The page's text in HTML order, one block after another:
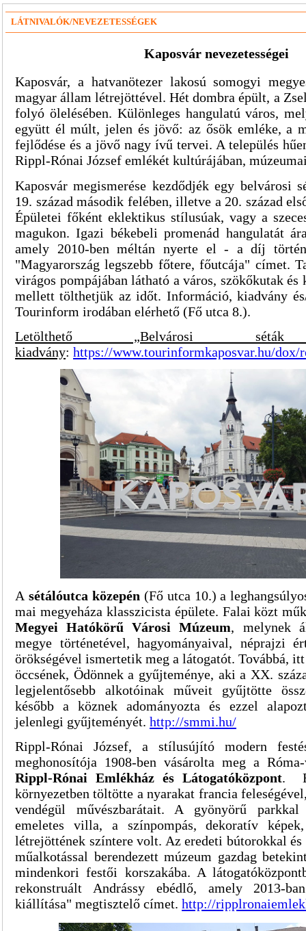
LÁTNIVALÓK/NEVEZETESSÉGEK
Kaposvár nevezetességei
Kaposvár, a hatvanötezer lakosú somogyi
magyar állam létrejöttével. Hét dombra épült, a
folyó ölelésében. Különleges hangulatú város,
együtt él múlt, jelen és jövő: az ősök emléke, a
fejlődése és a jövő nagy ívű tervei. A település
Rippl-Rónai József emlékét kultúrájában,
Kaposvár megismerése kezdődjék egy belvárosi
19. század második felében, illetve a 20. század
Épületei főként eklektikus stílusúak, vagy a
magukon. Igazi békebeli promenád hangulatát
amely 2010-ben méltán nyerte el - a díj
"Magyarország legszebb főtere, főutcája" címet.
virágos pompájában látható a város, szökőkutak
mellett tölthetjük az időt. Információ, kiadvány
Tourinform irodában elérhető (Fő utca 8.).
Letölthető „Belvárosi séták
kiadvány: https://www.tourinformkaposvar.hu/dox/
A sétálóutca közepén (Fő utca 10.) a
mai megyeháza klasszicista épülete. Falai közt
Megyei Hatókörű Városi Múzeum, melynek á
megye történetével, hagyományaival, néprajzi
örökségével ismertetik meg a látogatót. Továbbá,
öccsének, Ödönnek a gyűjteménye, aki a XX.
legjelentősebb alkotóinak műveit gyűjtötte
később a köznek adományozta és ezzel
jelenlegi gyűjteményét. http://smmi.hu/
Rippl-Rónai József, a stílusújító modern
meghonosítója 1908-ben vásárolta meg a
Rippl-Rónai Emlékház és Látogatóközpont.
környezetben töltötte a nyarakat francia
vendégül művészbarátait. A gyönyörű parkkal
emeletes villa, a színpompás, dekoratív
létrejöttének színtere volt. Az eredeti bútorokkal
műalkotással berendezett múzeum gazdag
mindenkori festői korszakába. A
rekonstruált Andrássy ebédlő, amely 2013-
kiállítása" megtisztelő címet. http://